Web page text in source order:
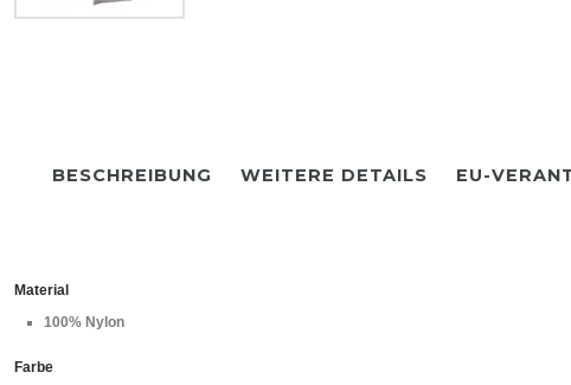
BESCHREIBUNG WEITERE DETAILS EU-
Material
100% Nylon
Farbe